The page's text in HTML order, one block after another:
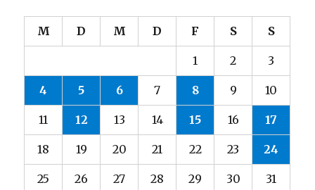
M D M D F S S
1 2 3
4 5 6 7 8 9 10
11 12 13 14 15 16 17
18 19 20 21 22 23 24
25 26 27 28 29 30 31